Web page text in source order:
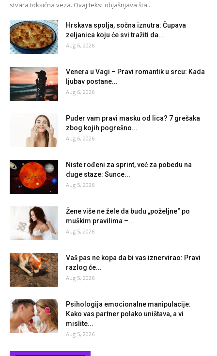
stvara toksična veza. Ovaj tekst objašnjava šta...
Hrskava spolja, sočna iznutra: Čupava
zeljanica koju će svi tražiti da...
Aug 6, 2026
Venera u Vagi – Pravi romantik u srcu: Kada
ljubav postane...
Aug 6, 2026
Puder vam pravi masku od lica? 7 grešaka
zbog kojih pogrešno...
Aug 6, 2026
Niste rođeni za sprint, već za pobedu na
duge staze: Sunce...
Aug 5, 2026
Žene više ne žele da budu „poželjne“ po
muškim pravilima –...
Aug 5, 2026
Vaš pas ne kopa da bi vas iznervirao: Pravi
razlog će...
Aug 5, 2026
Psihologija emocionalne manipulacije:
Kako vas partner polako uništava, a vi
mislite...
Aug 5, 2026